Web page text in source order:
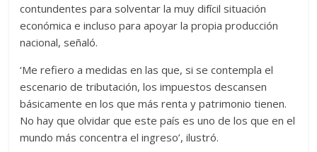
contundentes para solventar la muy difícil situación
económica e incluso para apoyar la propia producción
nacional, señaló.
‘Me refiero a medidas en las que, si se contempla el
escenario de tributación, los impuestos descansen
básicamente en los que más renta y patrimonio tienen.
No hay que olvidar que este país es uno de los que en el
mundo más concentra el ingreso’, ilustró.